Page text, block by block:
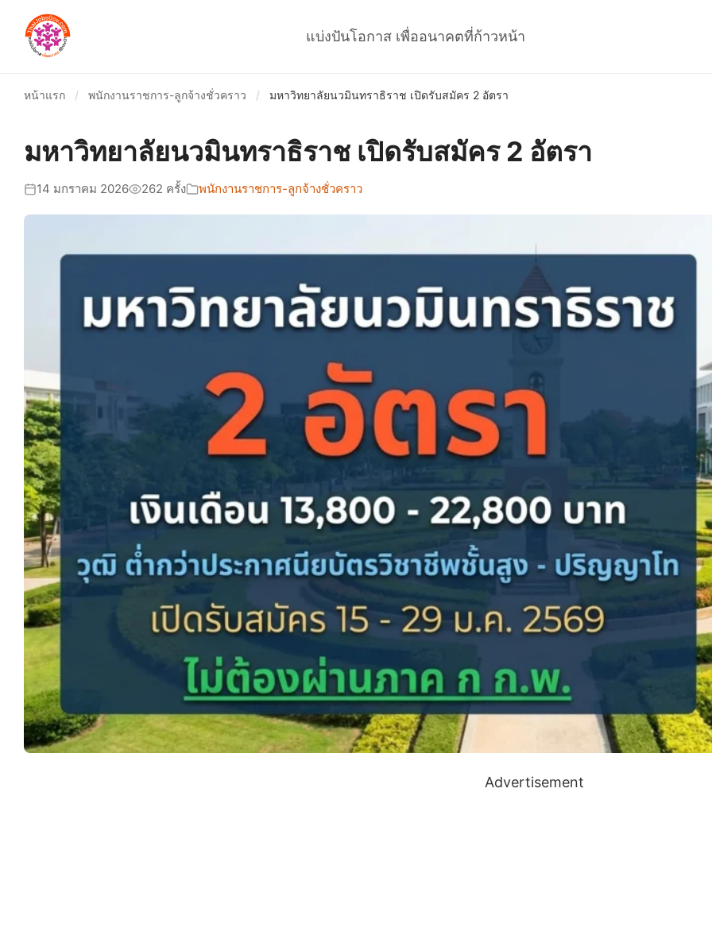
แบ่งปันโอกาส เพื่ออนาคตที่ก้าวหน้า
หน้าแรก / พนักงานราชการ-ลูกจ้างชั่วคราว / มหาวิทยาลัยนวมินทราธิราช เปิดรับสมัคร 2 อัตรา
มหาวิทยาลัยนวมินทราธิราช เปิดรับสมัคร 2 อัตรา
14 มกราคม 2026 262 ครั้ง พนักงานราชการ-ลูกจ้างชั่วคราว
Advertisement